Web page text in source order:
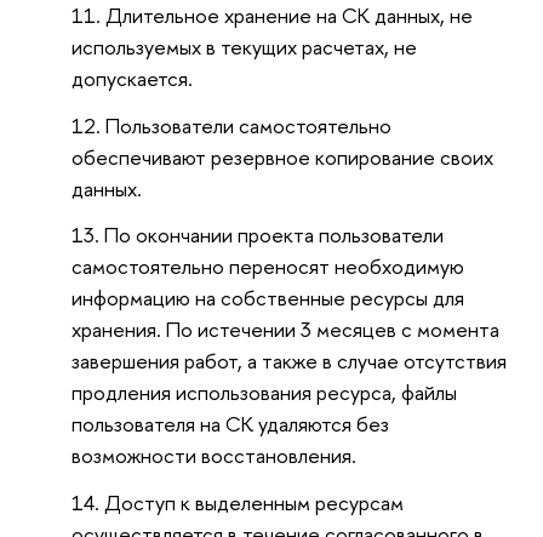
Длительное хранение на СК данных, не
используемых в текущих расчетах, не
допускается.
Пользователи самостоятельно
обеспечивают резервное копирование своих
данных.
По окончании проекта пользователи
самостоятельно переносят необходимую
информацию на собственные ресурсы для
хранения. По истечении 3 месяцев с момента
завершения работ, а также в случае отсутствия
продления использования ресурса, файлы
пользователя на СК удаляются без
возможности восстановления.
Доступ к выделенным ресурсам